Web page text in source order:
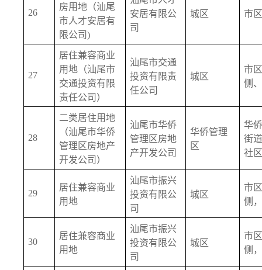
26
房用地（汕尾
市人才安居有
限公司)
安居有限公
司
城区 市
27
居住兼容商业
用地（汕尾市
交通投资有限
责任公司）
汕尾市交通
投资有限责
任公司
城区
市
侧
28
二类居住用地
（汕尾市华侨
管理区房地产
开发公司）
汕尾市华侨
管理区房地
产开发公司
华侨管理
区
华
街
社
29
居住兼容商业
用地
汕尾市振兴
投资有限公
司
城区
市
侧
30
居住兼容商业
用地
汕尾市振兴
投资有限公
司
城区
市
侧